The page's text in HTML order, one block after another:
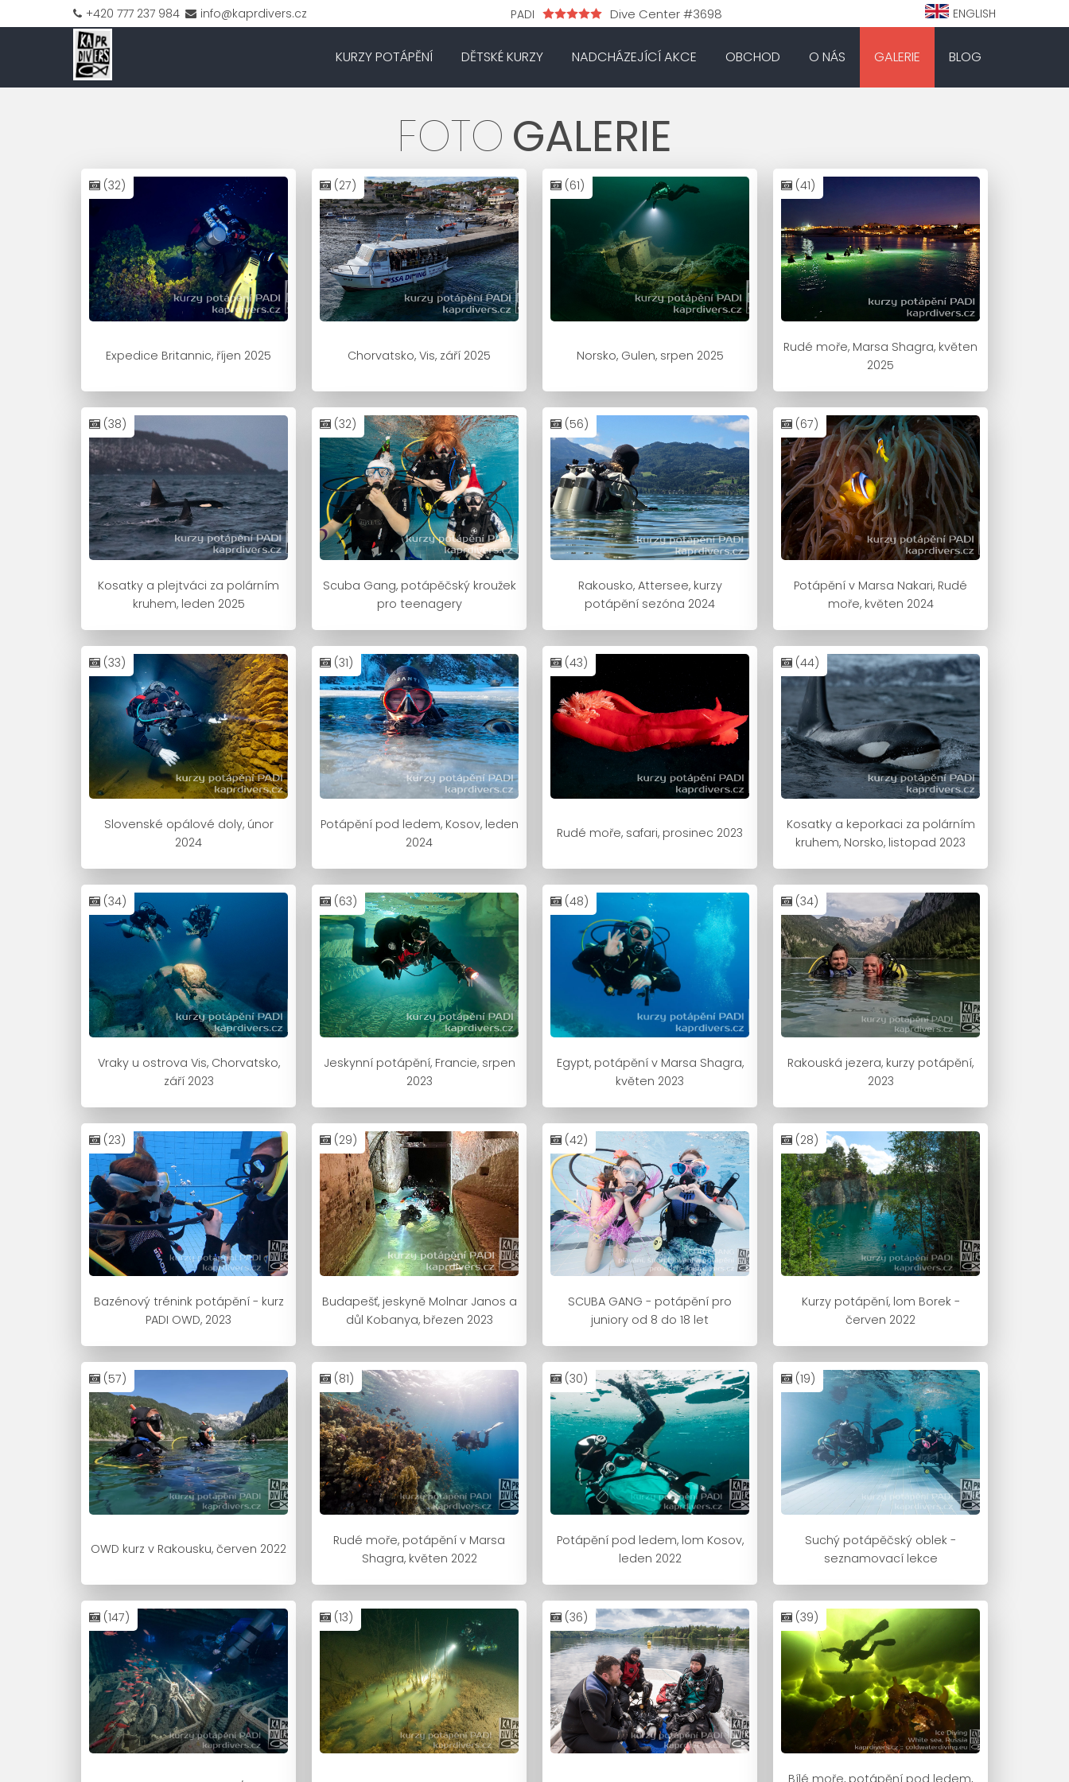
+420 777 237 984 info@kaprdivers.cz PADI Dive Center #3698 ENGLISH
KURZY POTÁPĚNÍ DĚTSKÉ KURZY NADCHÁZEJÍCÍ AKCE OBCHOD O NÁS GALERIE BLOG
FOTOGALERIE
(32)
Expedice Britannic, říjen 2025
(27)
Chorvatsko, Vis, září 2025
(61)
Norsko, Gulen, srpen 2025
(41)
Rudé moře, Marsa Shagra, květen
2025
(38)
Kosatky a plejtváci za polárním
kruhem, leden 2025
(32)
Scuba Gang, potápěčský kroužek
pro teenagery
(56)
Rakousko, Attersee, kurzy
potápění sezóna 2024
(67)
Potápění v Marsa Nakari, Rudé
moře, květen 2024
(33)
Slovenské opálové doly, únor
2024
(31)
Potápění pod ledem, Kosov, leden
2024
(43)
Rudé moře, safari, prosinec 2023
(44)
Kosatky a keporkaci za polárním
kruhem, Norsko, listopad 2023
(34)
Vraky u ostrova Vis, Chorvatsko,
září 2023
(63)
Jeskynní potápění, Francie, srpen
2023
(48)
Egypt, potápění v Marsa Shagra,
květen 2023
(34)
Rakouská jezera, kurzy potápění,
2023
(23)
Bazénový trénink potápění - kurz
PADI OWD, 2023
(29)
Budapešť, jeskyně Molnar Janos a
důl Kobanya, březen 2023
(42)
SCUBA GANG - potápění pro
juniory od 8 do 18 let
(28)
Kurzy potápění, lom Borek -
červen 2022
(57)
OWD kurz v Rakousku, červen 2022
(81)
Rudé moře, potápění v Marsa
Shagra, květen 2022
(30)
Potápění pod ledem, lom Kosov,
leden 2022
(19)
Suchý potápěčský oblek -
seznamovací lekce
(147) (13) (36) (39)
Bílé moře, potápění pod ledem,